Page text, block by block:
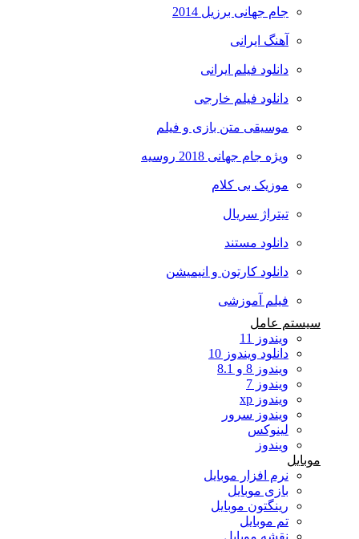
جام جهانی برزیل 2014
آهنگ ایرانی
دانلود فیلم ایرانی
دانلود فیلم خارجی
موسیقی متن بازی و فیلم
ویژه جام جهانی 2018 روسیه
موزیک بی کلام
تیتراژ سریال
دانلود مستند
دانلود کارتون و انیمیشن
فیلم آموزشی
سیستم عامل
ویندوز 11
دانلود ویندوز 10
ویندوز 8 و 8.1
ویندوز 7
ویندوز xp
ویندوز سرور
لینوکس
ویندوز
موبایل
نرم افزار موبایل
بازی موبایل
رینگتون موبایل
تم موبایل
نقشه موبایل